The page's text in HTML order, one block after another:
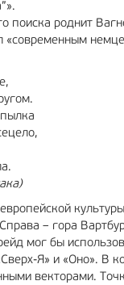
поиска роднит
«современным
– гора
мог бы
Я» и «Оно». В
векторами.